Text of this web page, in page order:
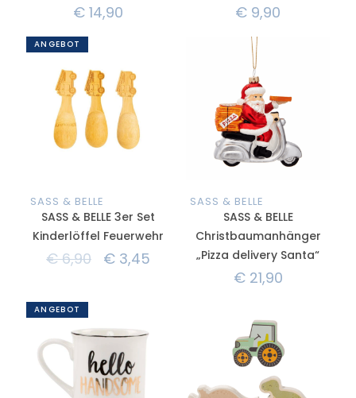
€ 14,90 € 9,90
ANGEBOT
SASS & BELLE
SASS & BELLE 3er Set
Kinderlöffel Feuerwehr
€6,90 € 3,45
SASS & BELLE
SASS & BELLE
Christbaumanhänger
„Pizza delivery Santa“
€21,90
ANGEBOT